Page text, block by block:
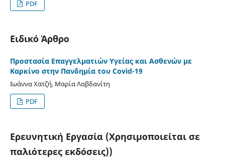
PDF
Ειδικό Άρθρο
Προστασία Eπαγγελματιών Yγείας και Aσθενών με
Kαρκίνο στην Πανδημία του Covid-19
Ιωάννα Χατζή, Μαρία Λαβδανίτη
PDF
Ερευνητική Εργασία (Χρησιμοποιείται σε
παλιότερες εκδόσεις))